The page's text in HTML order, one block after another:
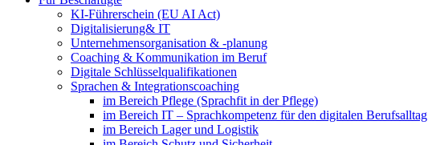
KI-Führerschein (EU AI Act)
Digitalisierung& IT
Unternehmensorganisation & ‑planung
Coaching & Kommunikation im Beruf
Digitale Schlüsselqualifikationen
Sprachen & Integrationscoaching
im Bereich Pflege (Sprachfit in der Pflege)
im Bereich IT – Sprachkompetenz für den digitalen Berufsalltag
im Bereich Lager und Logistik